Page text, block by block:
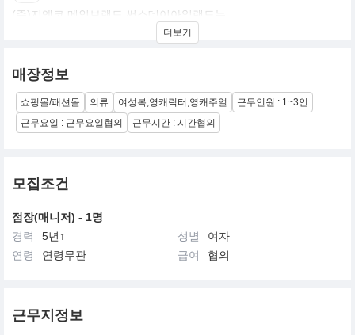
(주)지엔코 메인브랜드 써스데이아일랜드는
내추럴하고 자유로운 감성의 Vintage한 Mood를 기본으로 한 Urban
더보기
매장정보
쇼핑몰/패션몰 의류 여성복,영캐릭터,영캐주얼
근무인원 : 1~3인
근무요일 : 근무요일협의
근무시간 : 시간협의
모집조건
점장(매니저) - 1명
경력
5년↑ 성별
여자
연령
연령무관 급여 협의
근무지정보